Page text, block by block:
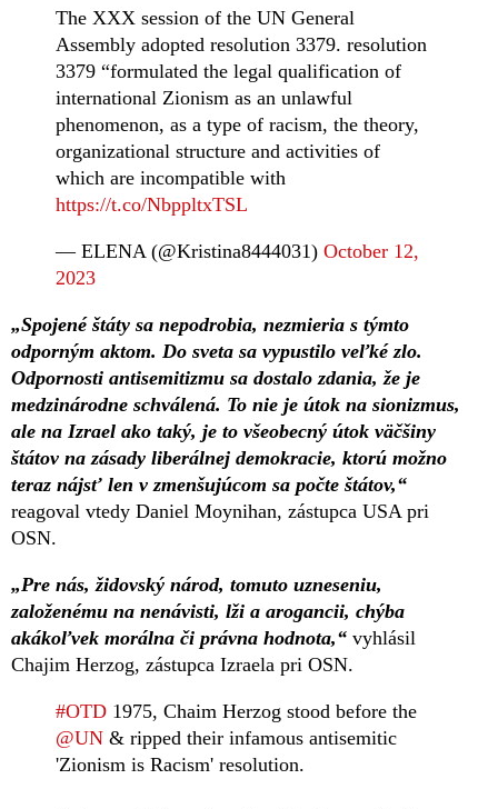
The XXX session of the UN General
Assembly adopted resolution 3379. resolution
3379 “formulated the legal qualification of
international Zionism as an unlawful
phenomenon, as a type of racism, the theory,
organizational structure and activities of
which are incompatible with
https://t.co/NbppltxTSL
— ELENA (@Kristina8444031) October 12,
2023
„Spojené štáty sa nepodrobia, nezmieria s týmto
odporným aktom. Do sveta sa vypustilo veľké zlo.
Odpornosti antisemitizmu sa dostalo zdania, že je
medzinárodne schválená. To nie je útok na sionizmus,
ale na Izrael ako taký, je to všeobecný útok väčšiny
štátov na zásady liberálnej demokracie, ktorú možno
teraz nájsť len v zmenšujúcom sa počte štátov,“
reagoval vtedy Daniel Moynihan, zástupca USA pri
OSN.
„Pre nás, židovský národ, tomuto uzneseniu,
založenému na nenávisti, lži a arogancii, chýba
akákoľvek morálna či právna hodnota,“ vyhlásil
Chajim Herzog, zástupca Izraela pri OSN.
#OTD 1975, Chaim Herzog stood before the
@UN & ripped their infamous antisemitic
'Zionism is Racism' resolution.